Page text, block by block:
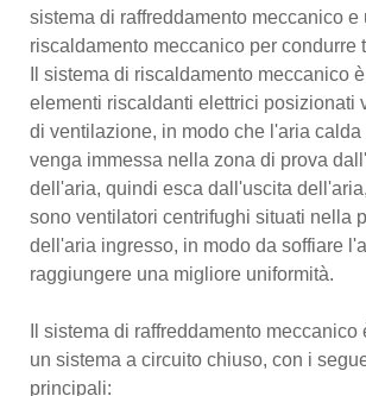
sistema di raffreddamento meccanico e
riscaldamento meccanico per condurre
Il sistema di riscaldamento meccanico
elementi riscaldanti elettrici posizionati
di ventilazione, in modo che l'aria calda
venga immessa nella zona di prova
dell'aria, quindi esca dall'uscita
sono ventilatori centrifughi situati nella
dell'aria ingresso, in modo da soffiare
raggiungere una migliore uniformità.
Il sistema di raffreddamento meccanico
un sistema a circuito chiuso, con i
principali: